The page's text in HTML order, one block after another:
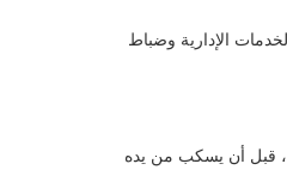
الإدارية وضباط
قبل أن يسكب من يده